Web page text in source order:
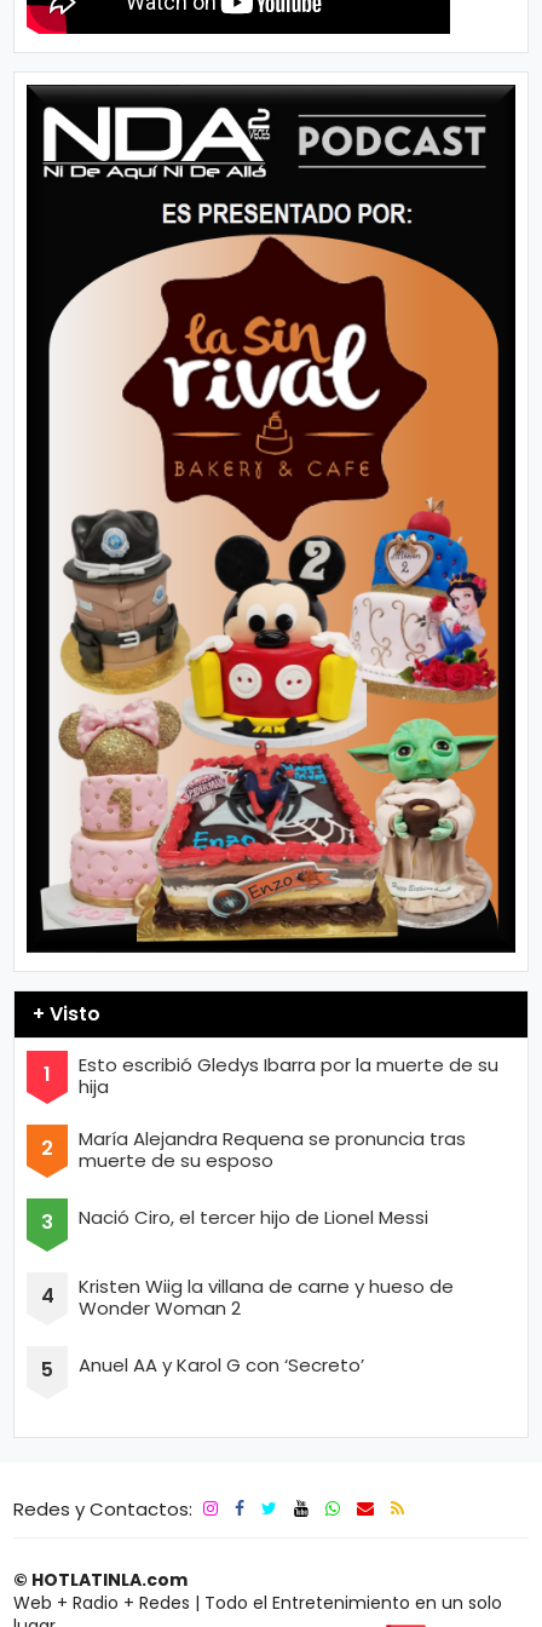
+ Visto
Esto escribió Gledys Ibarra por la muerte de su
hija
María Alejandra Requena se pronuncia tras
muerte de su esposo
Nació Ciro, el tercer hijo de Lionel Messi
Kristen Wiig la villana de carne y hueso de
Wonder Woman 2
Anuel AA y Karol G con ‘Secreto’
Redes y Contactos:
© HOTLATINLA.com
Web + Radio + Redes | Todo el Entretenimiento en un solo